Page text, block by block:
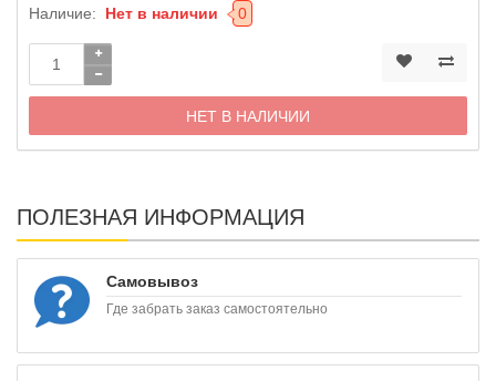
Наличие: Нет в наличии 0
НЕТ В НАЛИЧИИ
ПОЛЕЗНАЯ ИНФОРМАЦИЯ
Самовывоз
Где забрать заказ самостоятельно